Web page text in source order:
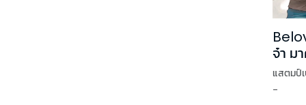
จ๋า ม
แสตมป์
-